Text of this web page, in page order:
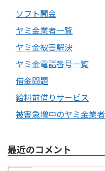
ソフト闇金
ヤミ金業者一覧
ヤミ金被害解決
ヤミ金電話番号一覧
借金問題
給料前借りサービス
被害急増中のヤミ金業者
最近のコメント